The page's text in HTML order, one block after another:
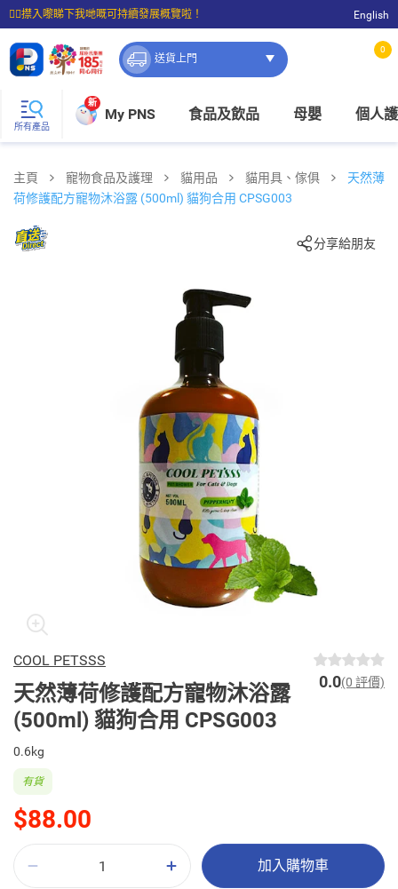
☝🏼㩒入嚟睇下我哋嘅可持續發展概覽啦！
⭐購物滿$399即享免費送貨；滿$100即可免費店取。
English
送貨上門
0
所有產品
新
My PNS 食品及飲品 母嬰 個人
主頁 寵物食品及護理 貓用品 貓用具、傢俱
天然薄
荷修護配方寵物沐浴露 (500ml) 貓狗合用 CPSG003
分享給朋友
COOL PETSSS
天然薄荷修護配方寵物沐浴露
(500ml) 貓狗合用 CPSG003
0.0(0 評價)
0.6kg
$88.00
有貨
加入購物車